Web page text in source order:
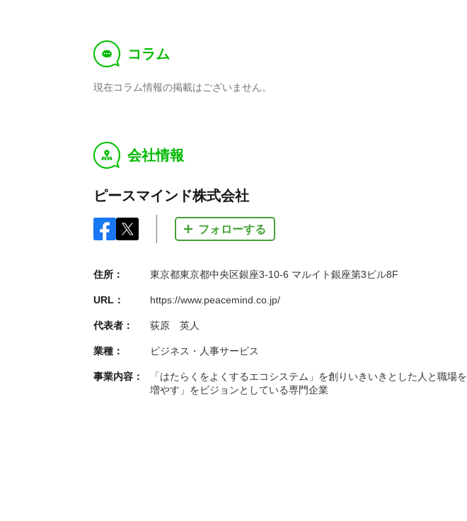
f コラム
現在コラム情報の掲載はございません。
y 会社情報
ピースマインド株式会社
フォローする
住所： 東京都東京都中央区銀座3-10-6 マルイト銀座第3ビル8F
URL： https://www.peacemind.co.jp/
代表者： 荻原 英人
業種： ビジネス・人事サービス
事業内容：
「はたらくをよくするエコシステム」を創りいきいきとした人と職場を
増やす」をビジョンとしている専門企業